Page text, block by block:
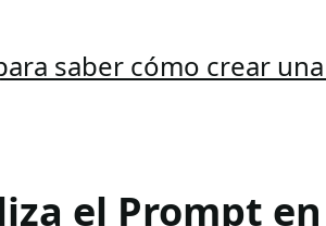
saber cómo crear
el Prompt